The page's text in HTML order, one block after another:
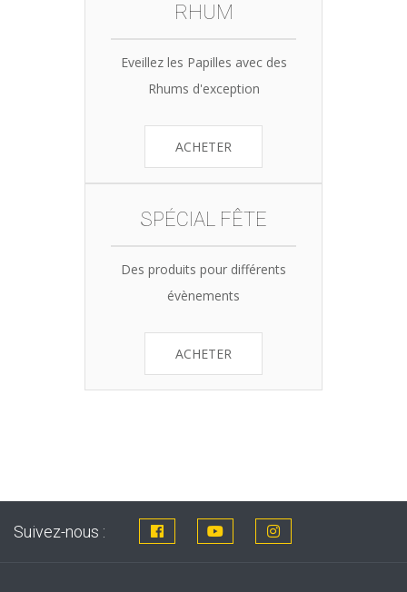
RHUM
Eveillez les Papilles avec des
Rhums d'exception
ACHETER
SPÉCIAL FÊTE
Des produits pour différents
évènements
ACHETER
Suivez-nous :